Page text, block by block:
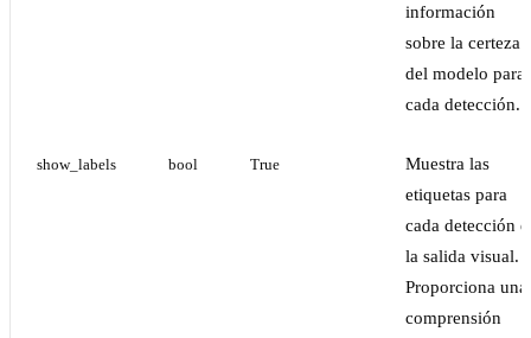
información
sobre la certeza
del modelo para
cada detección.
show_labels bool True
Muestra las
etiquetas para
cada detección
la salida visual.
Proporciona una
comprensión